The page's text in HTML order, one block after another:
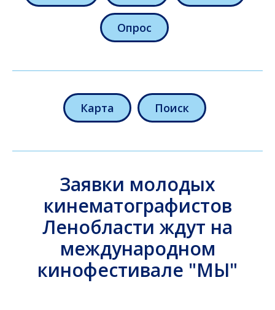
Опрос
Карта Поиск
Заявки молодых
кинематографистов
Ленобласти ждут на
международном
кинофестивале "МЫ"